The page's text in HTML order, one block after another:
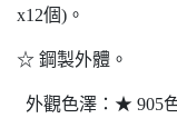
x12個)。
☆ 鋼製外體。
外觀色澤：★ 905